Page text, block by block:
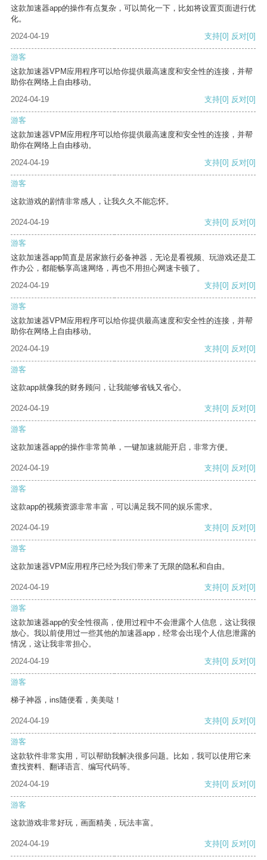
这款加速器app的操作有点复杂，可以简化一下，比如将设置页面进行优
化。
2024-04-19
支持[0] 反对[0]
游客
这款加速器VPM应用程序可以给你提供最高速度和安全性的连接，并帮
助你在网络上自由移动。
2024-04-19
支持[0] 反对[0]
游客
这款加速器VPM应用程序可以给你提供最高速度和安全性的连接，并帮
助你在网络上自由移动。
2024-04-19
支持[0] 反对[0]
游客
这款游戏的剧情非常感人，让我久久不能忘怀。
2024-04-19 支持[0] 反对[0]
游客
这款加速器app简直是居家旅行必备神器，无论是看视频、玩游戏还是工
作办公，都能畅享高速网络，再也不用担心网速卡顿了。
2024-04-19
支持[0] 反对[0]
游客
这款加速器VPM应用程序可以给你提供最高速度和安全性的连接，并帮
助你在网络上自由移动。
2024-04-19
支持[0] 反对[0]
游客
这款app就像我的财务顾问，让我能够省钱又省心。
2024-04-19 支持[0] 反对[0]
游客
这款加速器app的操作非常简单，一键加速就能开启，非常方便。
2024-04-19 支持[0] 反对[0]
游客
这款app的视频资源非常丰富，可以满足我不同的娱乐需求。
2024-04-19 支持[0] 反对[0]
游客
这款加速器VPM应用程序已经为我们带来了无限的隐私和自由。
2024-04-19 支持[0] 反对[0]
游客
这款加速器app的安全性很高，使用过程中不会泄露个人信息，这让我很
放心。我以前使用过一些其他的加速器app，经常会出现个人信息泄露的
情况，这让我非常担心。
2024-04-19
支持[0] 反对[0]
游客
梯子神器，ins随便看，美美哒！
2024-04-19 支持[0] 反对[0]
游客
这款软件非常实用，可以帮助我解决很多问题。比如，我可以使用它来
查找资料、翻译语言、编写代码等。
2024-04-19
支持[0] 反对[0]
游客
这款游戏非常好玩，画面精美，玩法丰富。
2024-04-19 支持[0] 反对[0]